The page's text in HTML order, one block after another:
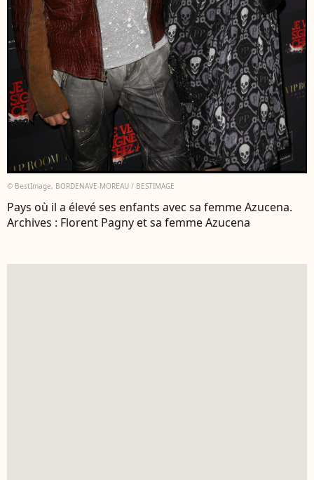
© BestImage, BORDENAVE-MOREAU / BESTIMAGE
Pays où il a élevé ses enfants avec sa femme Azucena.
Archives : Florent Pagny et sa femme Azucena